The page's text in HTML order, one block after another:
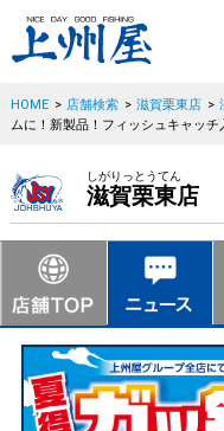
HOME > 店舗検索 > 滋賀栗東店 >
ムに！新製品！フィッシュキャッチ
しがりっとうてん
滋賀栗東店